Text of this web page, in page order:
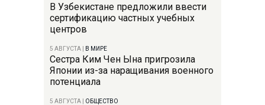
В Узбекистане предложили ввести
сертификацию частных учебных
центров
5 АВГУСТА В МИРЕ
Сестра Ким Чен Ына пригрозила
Японии из-за наращивания военного
потенциала
5 АВГУСТА ОБЩЕСТВО